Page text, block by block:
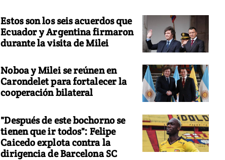
Estos son los seis acuerdos que
Ecuador y Argentina firmaron
durante la visita de Milei
Noboa y Milei se reúnen en
Carondelet para fortalecer la
cooperación bilateral
"Después de este bochorno se
tienen que ir todos": Felipe
Caicedo explota contra la
dirigencia de Barcelona SC